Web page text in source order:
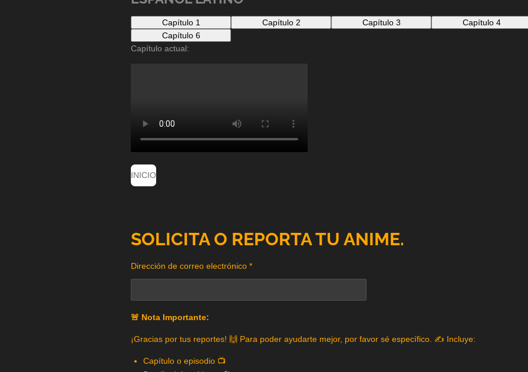
Capítulo 1 Capítulo 2 Capítulo 3 Capítulo 4
Capítulo 6
Capítulo actual:
INICIO
SOLICITA O REPORTA TU ANIME.
Dirección de correo electrónico *
🚨 Nota Importante:
¡Gracias por tus reportes! 🙌 Para poder ayudarte mejor, por favor sé específico. ✍️ Incluye:
Capítulo o episodio 📺